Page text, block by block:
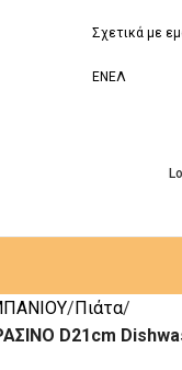
Σχετικά με
EN ΕΛ
Πιάτα
D21cm